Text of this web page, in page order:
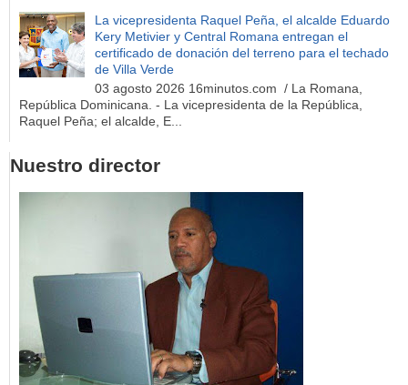
La vicepresidenta Raquel Peña, el alcalde Eduardo
Kery Metivier y Central Romana entregan el
certificado de donación del terreno para el techado
de Villa Verde
03 agosto 2026 16minutos.com / La Romana,
República Dominicana. - La vicepresidenta de la República,
Raquel Peña; el alcalde, E...
Nuestro director